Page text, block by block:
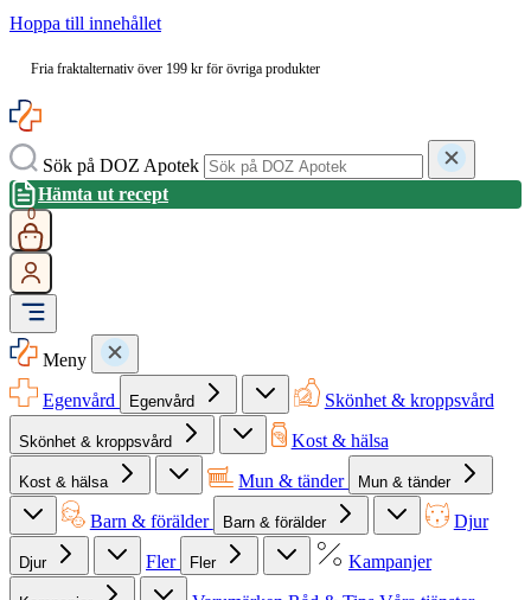
Hoppa till innehållet
Fria fraktalternativ över 199 kr för övriga produkter
Sök på DOZ Apotek
Hämta ut recept
0
Meny
Egenvård
Egenvård Skönhet & kroppsvård
Skönhet & kroppsvård Kost & hälsa
Kost & hälsa Mun & tänder Mun & tänder
Barn & förälder Barn & förälder Djur
Djur Fler Fler Kampanjer